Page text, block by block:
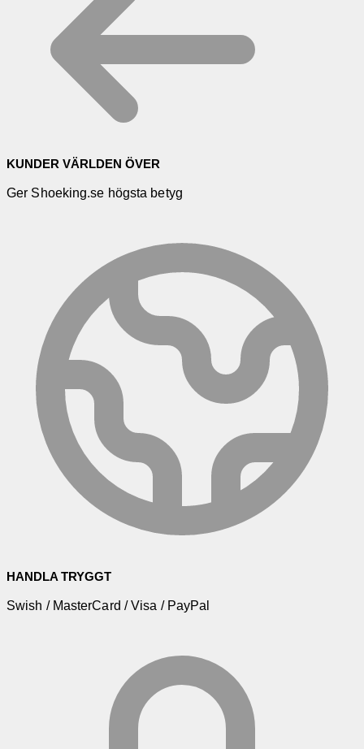
KUNDER VÄRLDEN ÖVER
Ger Shoeking.se högsta betyg
HANDLA TRYGGT
Swish / MasterCard / Visa / PayPal